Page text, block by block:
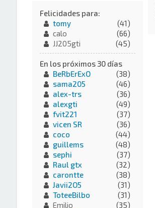
Felicidades para:
tomy
(41)
calo
(66)
JJ205gti
(45)
En los próximos 30 días
BeRbErExO
(38)
sama205
(46)
alex-trs
(36)
alexgti
(49)
fvit221
(37)
vicen SR
(36)
coco
(44)
guillems
(48)
sephi
(37)
Raul gtx
(32)
carontte
(38)
Javii2O5
(31)
ToteeBilbo
(31)
Emilio
(35)